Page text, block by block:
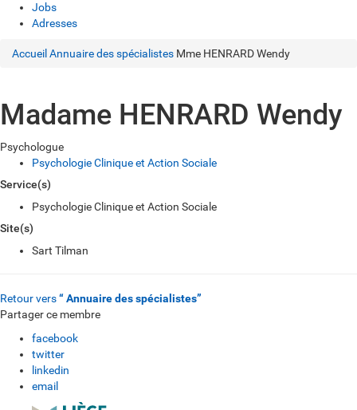
Jobs
Adresses
Accueil Annuaire des spécialistes Mme HENRARD Wendy
Madame HENRARD Wendy
Psychologue
Psychologie Clinique et Action Sociale
Service(s)
Psychologie Clinique et Action Sociale
Site(s)
Sart Tilman
Retour vers“ Annuaire des spécialistes”
Partager ce membre
facebook
twitter
linkedin
email